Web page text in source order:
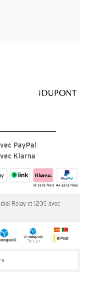
PayPal
Klarna
Relay et 120€ avec